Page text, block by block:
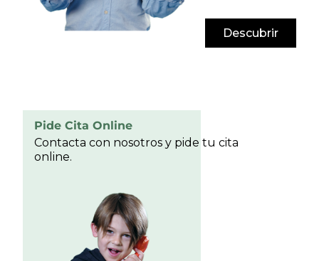
Descubrir
Pide Cita Online
Contacta con nosotros y pide tu cita
online.